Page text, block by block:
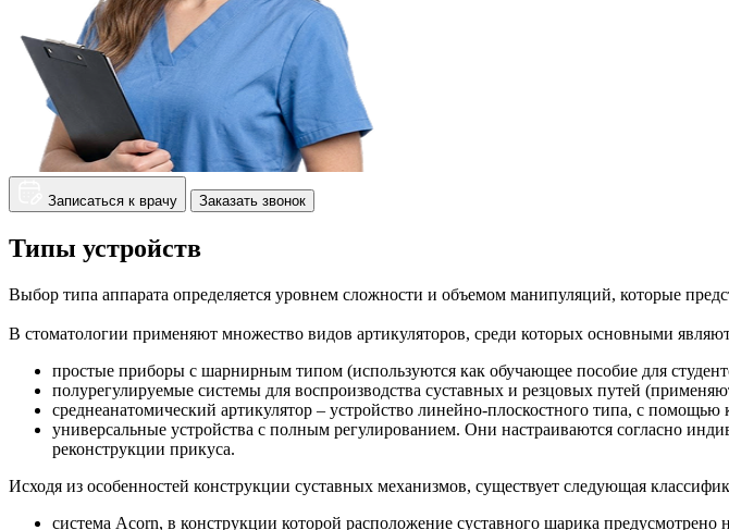
Записаться к врачу Заказать звонок
Типы устройств
Выбор типа аппарата определяется уровнем сложности и объемом манипуляций, которые
В стоматологии применяют множество видов артикуляторов, среди которых основными
простые приборы с шарнирным типом (используются как обучающее пособие для
полурегулируемые системы для воспроизводства суставных и резцовых путей
среднеанатомический артикулятор – устройство линейно-плоскостного типа, с помощью
универсальные устройства с полным регулированием. Они настраиваются согласно
реконструкции прикуса.
Исходя из особенностей конструкции суставных механизмов, существует следующая
система Acorn, в конструкции которой расположение суставного шарика